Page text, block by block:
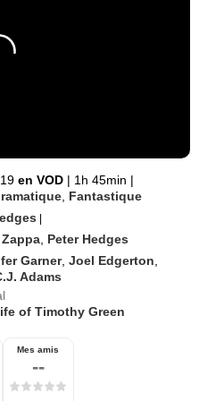
en VOD | 1h 45min |
Fantastique
|
Peter Hedges
Garner,Joel Edgerton
Adams
of Timothy Green
Mes amis
--